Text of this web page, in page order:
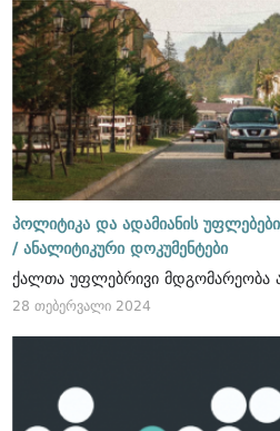
პოლიტიკა და ადამიანის
/ ანალიტიკური დოკუმენტები
ქალთა უფლებრივი მდგომარეობა
28 თებერვალი 2024